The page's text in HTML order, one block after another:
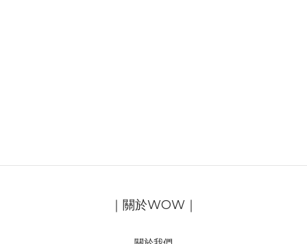
｜關於WOW｜